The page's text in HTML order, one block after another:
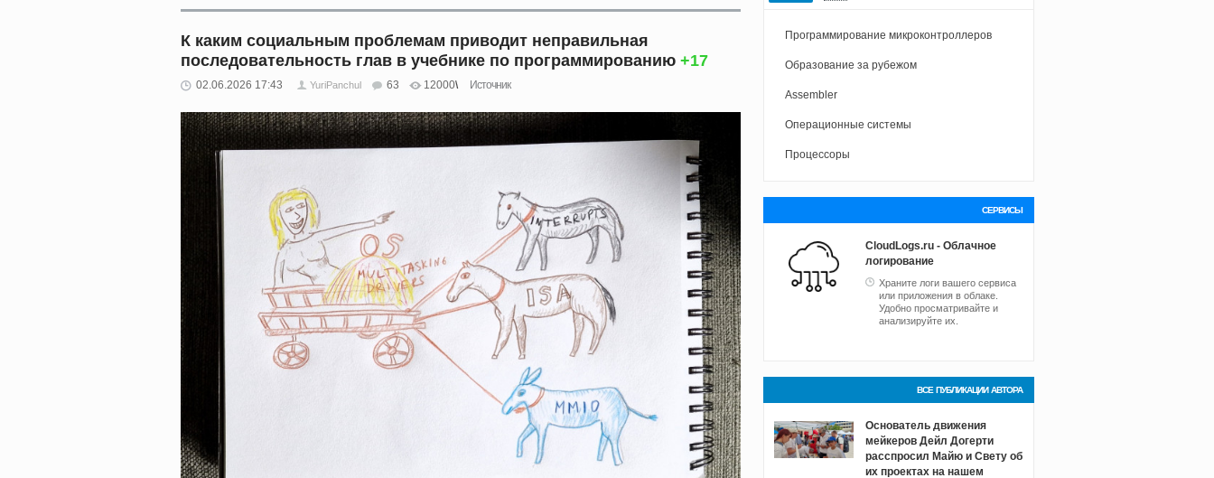
К каким социальным проблемам приводит неправильная
последовательность глав в учебнике по программированию +17
02.06.2026 17:43 YuriPanchul 63 12000 Источник
Программирование микроконтроллеров
Образование за рубежом
Assembler
Операционные системы
Процессоры
СЕРВИСЫ
CloudLogs.ru - Облачное
логирование
Храните логи вашего сервиса
или приложения в облаке.
Удобно просматривайте и
анализируйте их.
ВСЕ ПУБЛИКАЦИИ АВТОРА
Основатель движения
мейкеров Дейл Догерти
расспросил Майю и Свету об
их проектах на нашем